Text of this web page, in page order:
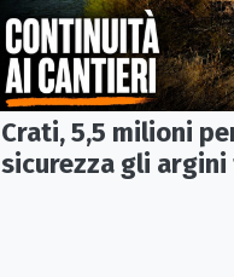
Crati, 5,5 milioni
sicurezza gli argini